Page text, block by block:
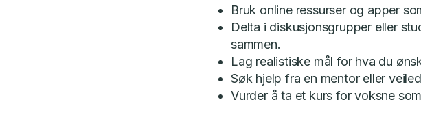
Bruk online ressurser og apper
Delta i diskusjonsgrupper eller
sammen.
Lag realistiske mål for hva du
Søk hjelp fra en mentor eller
Vurder å ta et kurs for voksne